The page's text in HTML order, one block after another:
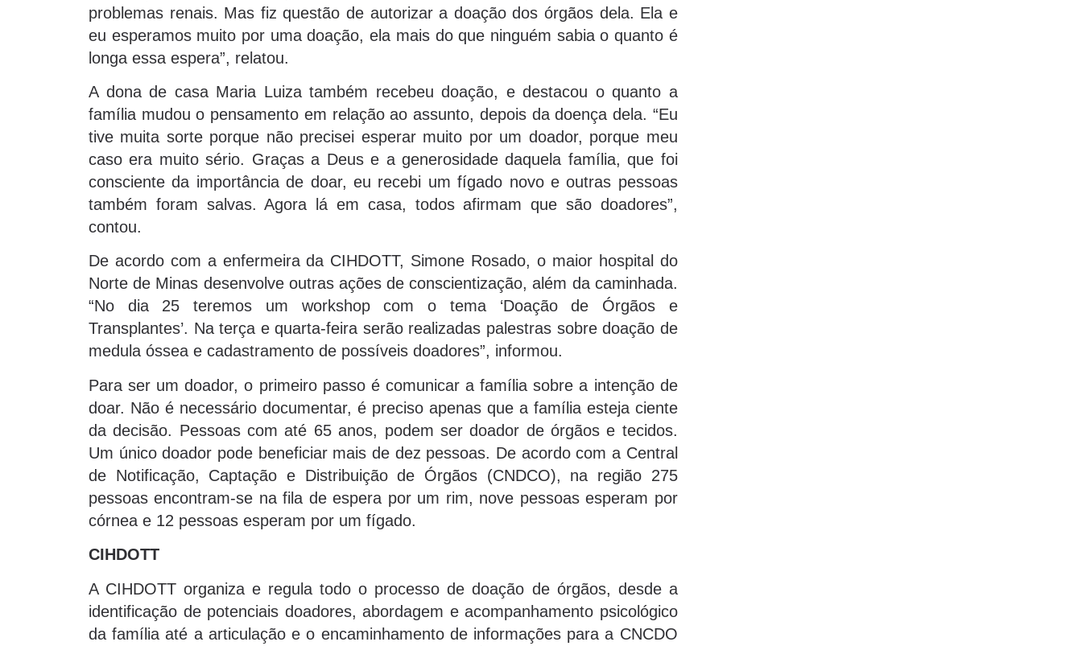
problemas renais. Mas fiz questão de autorizar a doação dos órgãos dela. Ela e
eu esperamos muito por uma doação, ela mais do que ninguém sabia o quanto é
longa essa espera”, relatou.
A dona de casa Maria Luiza também recebeu doação, e destacou o quanto a
família mudou o pensamento em relação ao assunto, depois da doença dela. “Eu
tive muita sorte porque não precisei esperar muito por um doador, porque meu
caso era muito sério. Graças a Deus e a generosidade daquela família, que foi
consciente da importância de doar, eu recebi um fígado novo e outras pessoas
também foram salvas. Agora lá em casa, todos afirmam que são doadores”,
contou.
De acordo com a enfermeira da CIHDOTT, Simone Rosado, o maior hospital do
Norte de Minas desenvolve outras ações de conscientização, além da caminhada.
“No dia 25 teremos um workshop com o tema ‘Doação de Órgãos e
Transplantes’. Na terça e quarta-feira serão realizadas palestras sobre doação de
medula óssea e cadastramento de possíveis doadores”, informou.
Para ser um doador, o primeiro passo é comunicar a família sobre a intenção de
doar. Não é necessário documentar, é preciso apenas que a família esteja ciente
da decisão. Pessoas com até 65 anos, podem ser doador de órgãos e tecidos.
Um único doador pode beneficiar mais de dez pessoas. De acordo com a Central
de Notificação, Captação e Distribuição de Órgãos (CNDCO), na região 275
pessoas encontram-se na fila de espera por um rim, nove pessoas esperam por
córnea e 12 pessoas esperam por um fígado.
CIHDOTT
A CIHDOTT organiza e regula todo o processo de doação de órgãos, desde a
identificação de potenciais doadores, abordagem e acompanhamento psicológico
da família até a articulação e o encaminhamento de informações para a CNCDO